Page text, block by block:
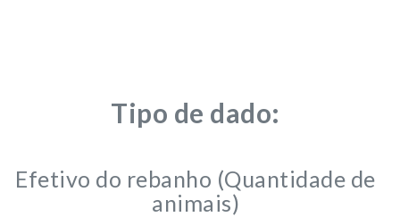
Tipo de dado:
Efetivo do rebanho (Quantidade de
animais)